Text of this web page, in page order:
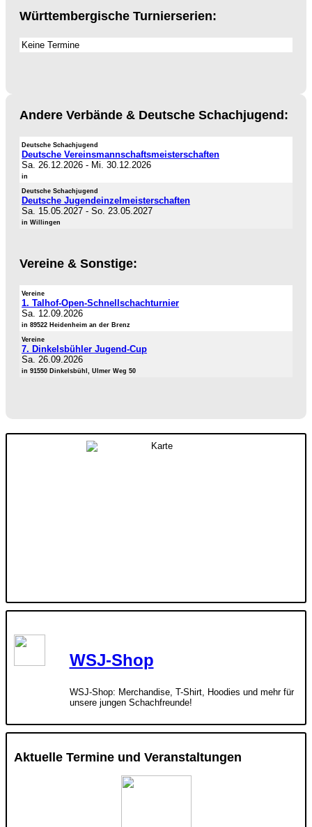
Württembergische Turnierserien:
Keine Termine
Andere Verbände & Deutsche Schachjugend:
Deutsche Schachjugend
Deutsche Vereinsmannschaftsmeisterschaften
Sa. 26.12.2026 - Mi. 30.12.2026
in
Deutsche Schachjugend
Deutsche Jugendeinzelmeisterschaften
Sa. 15.05.2027 - So. 23.05.2027
in Willingen
Vereine & Sonstige:
Vereine
1. Talhof-Open-Schnellschachturnier
Sa. 12.09.2026
in 89522 Heidenheim an der Brenz
Vereine
7. Dinkelsbühler Jugend-Cup
Sa. 26.09.2026
in 91550 Dinkelsbühl, Ulmer Weg 50
WSJ-Shop
WSJ-Shop: Merchandise, T-Shirt, Hoodies und mehr für
unsere jungen Schachfreunde!
Aktuelle Termine und Veranstaltungen